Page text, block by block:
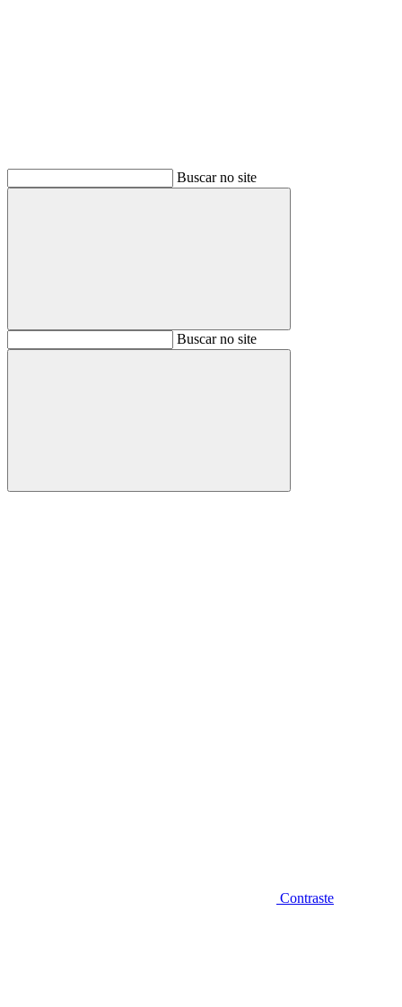
Buscar no site
BuscarBuscar no site
Buscar
Contraste